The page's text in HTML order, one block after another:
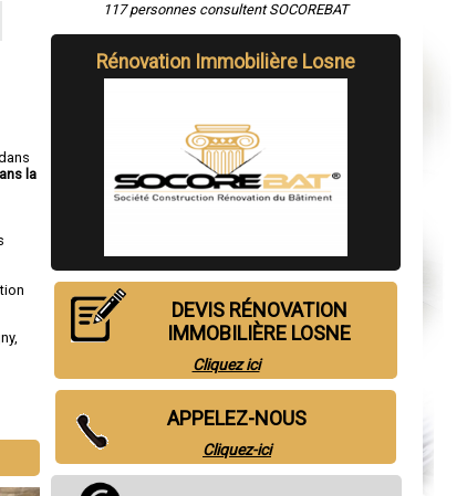
la
,
117 personnes consultent SOCOREBAT
Rénovation Immobilière Losne
DEVIS RÉNOVATION
IMMOBILIÈRE LOSNE
Cliquez ici
APPELEZ-NOUS
Cliquez-ici